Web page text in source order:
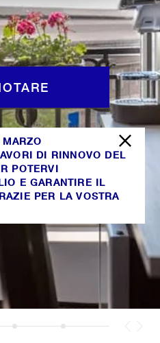
DI RINNOVO DEL
POTERVI
E GARANTIRE IL
PER LA VOSTRA